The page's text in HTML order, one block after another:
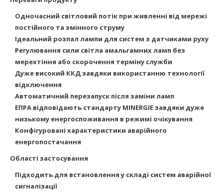
Одночасний світловий потік при живленні від мережі
постійного та змінного струму
Ідеальний розпал лампи для систем з датчиками руху
Регулювання сили світла амальгамних ламп без
мерехтіння або скорочення терміну служби
Дуже високий ККД завдяки використанню технології
відключення
Автоматичний перезапуск після заміни ламп
ЕПРА відповідають стандарту MINERGIE завдяки дуже
низькому енергоспоживання в режимі очікування
Конфігуровані характеристики аварійного
енергопостачання
Області застосування
Підходить для встановлення у складі систем аварійної
сигналізації